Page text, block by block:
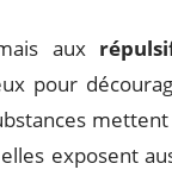
aux
pour
exposent